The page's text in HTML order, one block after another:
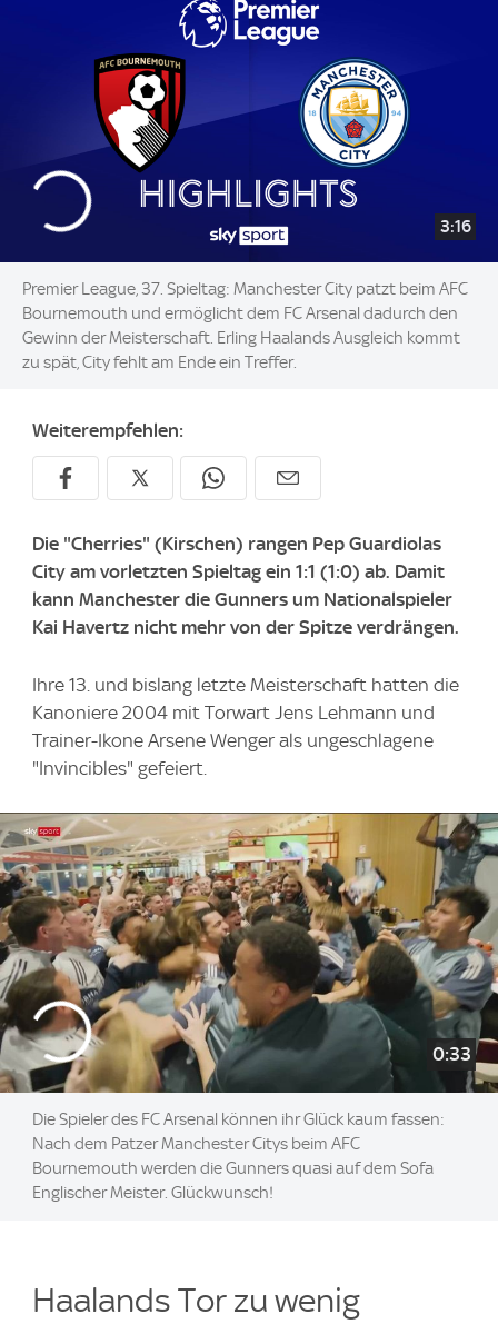
3:16
Premier League, 37. Spieltag: Manchester City patzt beim AFC
Bournemouth und ermöglicht dem FC Arsenal dadurch den
Gewinn der Meisterschaft. Erling Haalands Ausgleich kommt
zu spät, City fehlt am Ende ein Treffer.
Weiterempfehlen:
Die "Cherries" (Kirschen) rangen Pep Guardiolas
City am vorletzten Spieltag ein 1:1 (1:0) ab. Damit
kann Manchester die Gunners um Nationalspieler
Kai Havertz nicht mehr von der Spitze verdrängen.
Ihre 13. und bislang letzte Meisterschaft hatten die
Kanoniere 2004 mit Torwart Jens Lehmann und
Trainer-Ikone Arsene Wenger als ungeschlagene
"Invincibles" gefeiert.
0:33
Die Spieler des FC Arsenal können ihr Glück kaum fassen:
Nach dem Patzer Manchester Citys beim AFC
Bournemouth werden die Gunners quasi auf dem Sofa
Englischer Meister. Glückwunsch!
Haalands Tor zu wenig